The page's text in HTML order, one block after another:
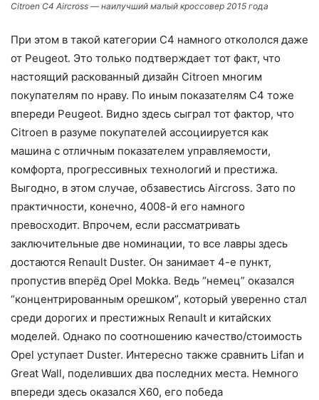
Citroen C4 Aircross — наилучший малый кроссовер 2015 года
При этом в такой категории C4 намного откололся даже
от Peugeot. Это только подтверждает тот факт, что
настоящий раскованный дизайн Citroen многим
покупателям по нраву. По иным показателям C4 тоже
впереди Peugeot. Видно здесь сыграл тот фактор, что
Citroen в разуме покупателей ассоциируется как
машина с отличным показателем управляемости,
комфорта, прогрессивных технологий и престижа.
Выгодно, в этом случае, обзавестись Aircross. Зато по
практичности, конечно, 4008-й его намного
превосходит. Впрочем, если рассматривать
заключительные две номинации, то все лавры здесь
достаются Renault Duster. Он занимает 4-е пункт,
пропустив вперёд Opel Mokka. Ведь “немец” оказался
“концентрированным орешком”, который уверенно стал
среди дорогих и престижных Renault и китайских
моделей. Однако по соотношению качество/стоимость
Opel уступает Duster. Интересно также сравнить Lifan и
Great Wall, поделивших два последних места. Немного
впереди здесь оказался X60, его победа